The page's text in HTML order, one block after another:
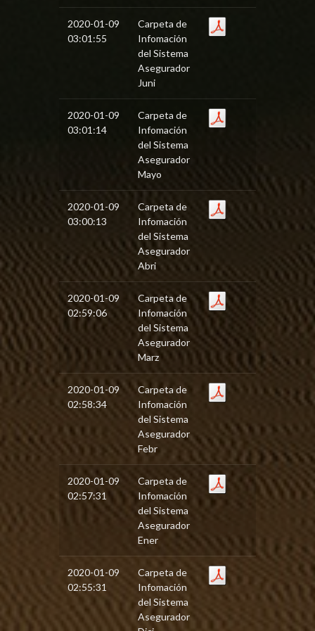
2020-01-09
03:01:55
Carpeta de
Infomación
del Sistema
Asegurador
Juni
2020-01-09
03:01:14
Carpeta de
Infomación
del Sistema
Asegurador
Mayo
2020-01-09
03:00:13
Carpeta de
Infomación
del Sistema
Asegurador
Abri
2020-01-09
02:59:06
Carpeta de
Infomación
del Sistema
Asegurador
Marz
2020-01-09
02:58:34
Carpeta de
Infomación
del Sistema
Asegurador
Febr
2020-01-09
02:57:31
Carpeta de
Infomación
del Sistema
Asegurador
Ener
2020-01-09
02:55:31
Carpeta de
Infomación
del Sistema
Asegurador